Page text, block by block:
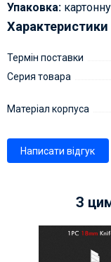
Упаковка:
Характеристики
Термін поставки
Серия товара
Матеріал корпуса
Написати відгук
З